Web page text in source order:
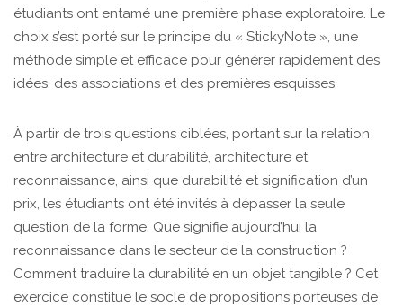
étudiants ont entamé une première phase exploratoire. Le
choix s’est porté sur le principe du « StickyNote », une
méthode simple et efficace pour générer rapidement des
idées, des associations et des premières esquisses.
À partir de trois questions ciblées, portant sur la relation
entre architecture et durabilité, architecture et
reconnaissance, ainsi que durabilité et signification d’un
prix, les étudiants ont été invités à dépasser la seule
question de la forme. Que signifie aujourd’hui la
reconnaissance dans le secteur de la construction ?
Comment traduire la durabilité en un objet tangible ? Cet
exercice constitue le socle de propositions porteuses de